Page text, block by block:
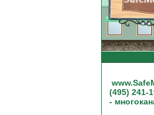
(495) 241-
-